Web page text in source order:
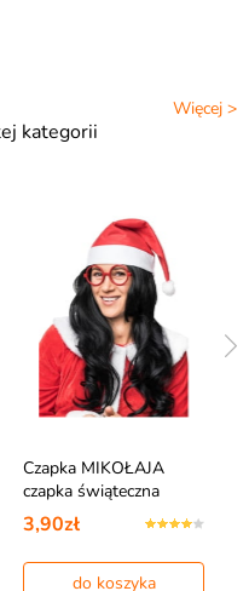
Więcej >
kategorii
Czapka MIKOŁAJA
czapka świąteczna
3,90zł
do koszyka